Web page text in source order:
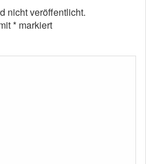
nicht veröffentlicht.
* markiert